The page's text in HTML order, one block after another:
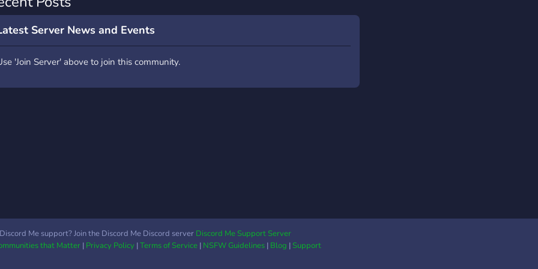
Server News and Events
'Join Server' above to join this community.
Me support? Join the Discord Me Discord server Discord Me Support Server
that Matter| Privacy Policy|Terms of Service| NSFW Guidelines| Blog |Support